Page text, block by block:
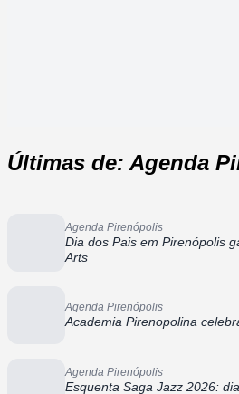
Últimas de: Agenda
Agenda Pirenópolis
Dia dos Pais em Pirenópolis
Arts
Agenda Pirenópolis
Academia Pirenopolina
Agenda Pirenópolis
Esquenta Saga Jazz 2026: